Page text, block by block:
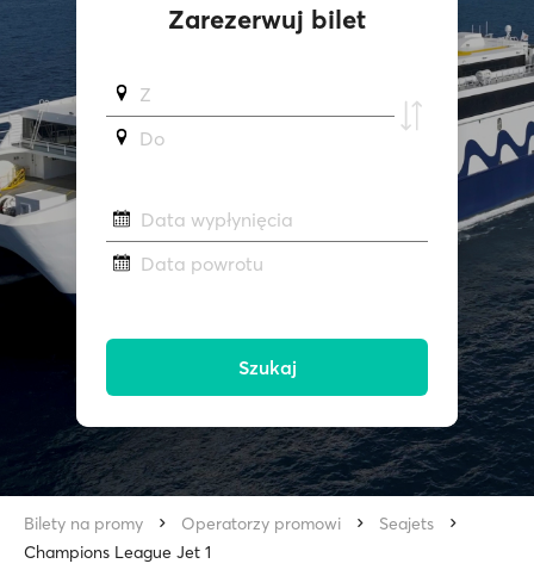
Zarezerwuj bilet
Z
Do
Data wypłynięcia
Data powrotu
Szukaj
Bilety na promy Operatorzy promowi
Seajets
Champions League Jet 1